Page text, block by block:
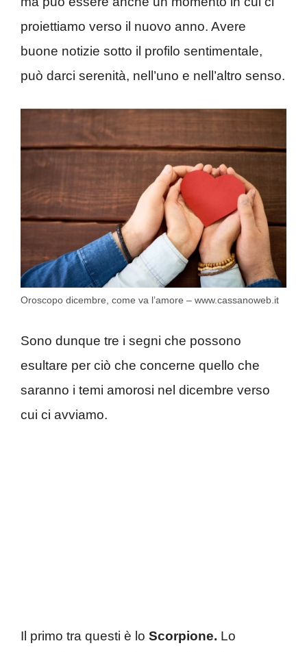
proiettiamo verso il nuovo anno. Avere
buone notizie sotto il profilo sentimentale,
può darci serenità, nell’uno e nell’altro senso.
Oroscopo dicembre, come va l’amore – www.cassanoweb.it
Sono dunque tre i segni che possono
esultare per ciò che concerne quello che
saranno i temi amorosi nel dicembre verso
cui ci avviamo.
Il primo tra questi è lo Scorpione. Lo